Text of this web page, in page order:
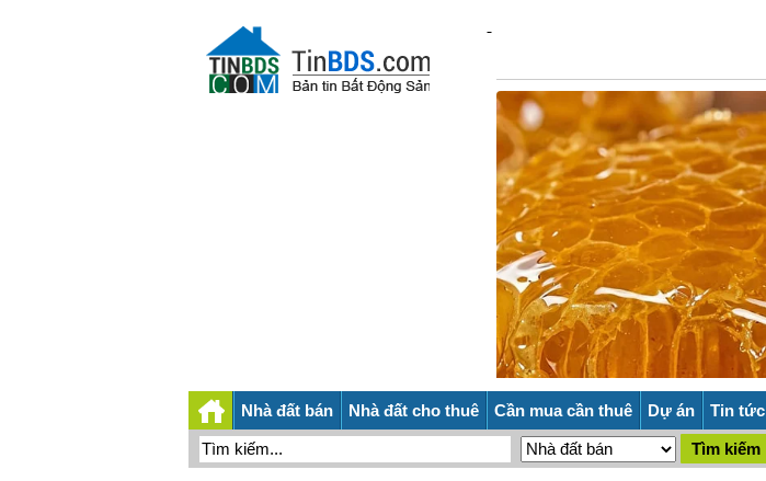
Nhà đất bán Nhà đất cho thuê Cần mua cần thuê Dự án Tin tức